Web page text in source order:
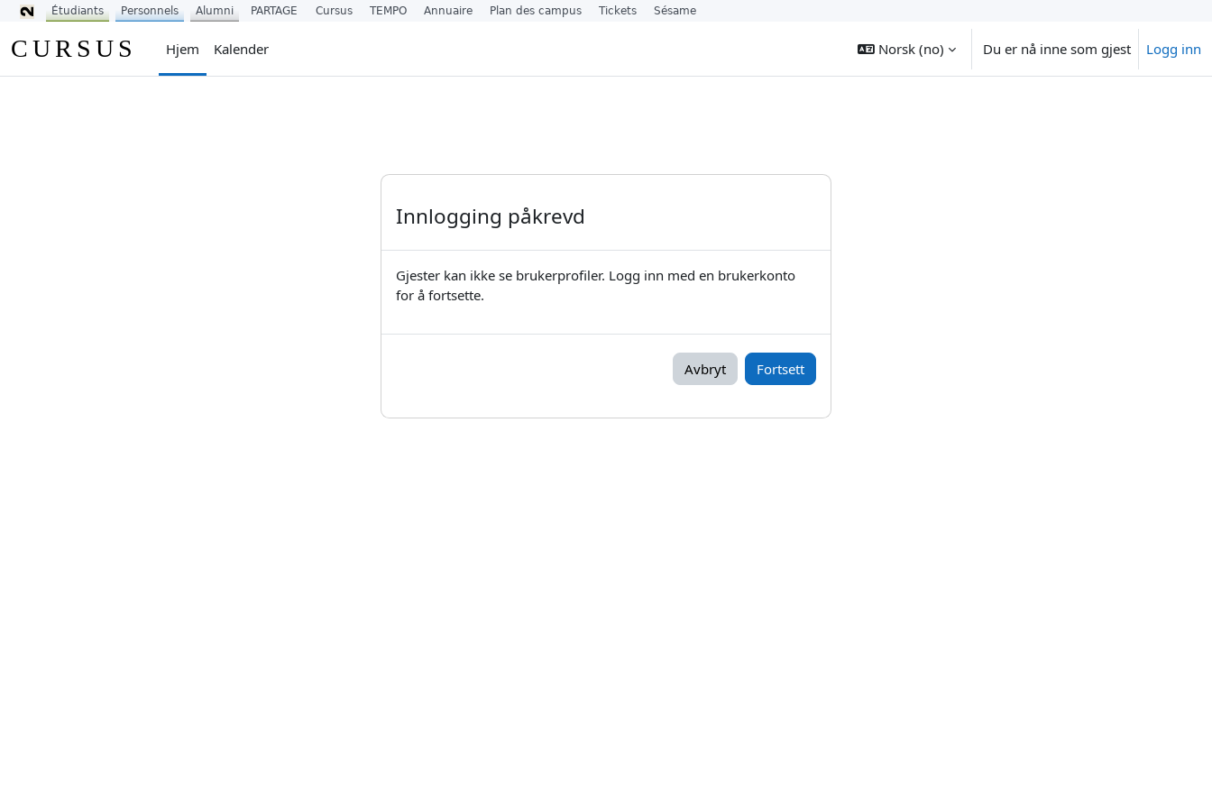
CURSUS Hjem Kalender Norsk ‎(no)‎ Du er nå inne som gjest Logg inn
Innlogging påkrevd
Gjester kan ikke se brukerprofiler. Logg inn med en brukerkonto
for å fortsette.
Avbryt Fortsett
Étudiants Personnels Alumni PARTAGE Cursus TEMPO Annuaire Plan des campus Tickets Sésame